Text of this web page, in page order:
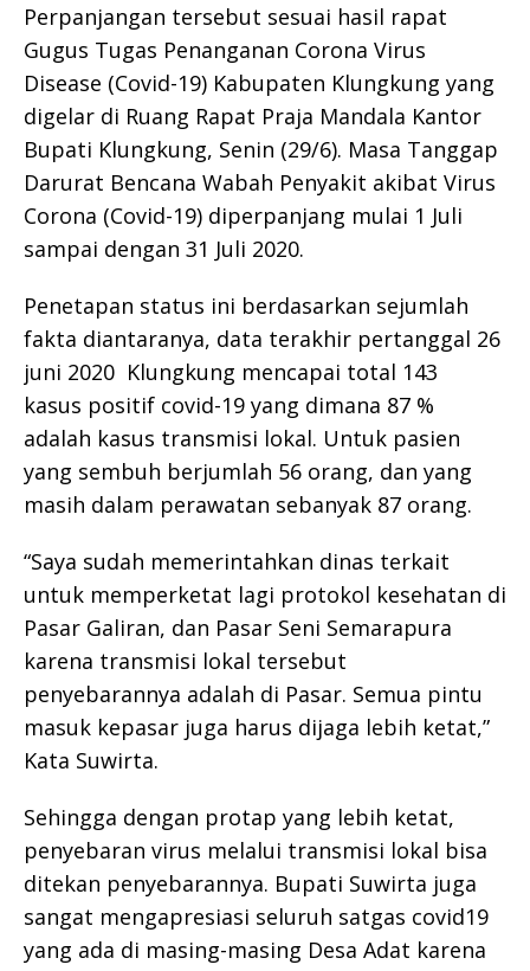
Perpanjangan tersebut sesuai hasil rapat
Gugus Tugas Penanganan Corona Virus
Disease (Covid-19) Kabupaten Klungkung yang
digelar di Ruang Rapat Praja Mandala Kantor
Bupati Klungkung, Senin (29/6). Masa Tanggap
Darurat Bencana Wabah Penyakit akibat Virus
Corona (Covid-19) diperpanjang mulai 1 Juli
sampai dengan 31 Juli 2020.
Penetapan status ini berdasarkan sejumlah
fakta diantaranya, data terakhir pertanggal 26
juni 2020 Klungkung mencapai total 143
kasus positif covid-19 yang dimana 87 %
adalah kasus transmisi lokal. Untuk pasien
yang sembuh berjumlah 56 orang, dan yang
masih dalam perawatan sebanyak 87 orang.
“Saya sudah memerintahkan dinas terkait
untuk memperketat lagi protokol kesehatan di
Pasar Galiran, dan Pasar Seni Semarapura
karena transmisi lokal tersebut
penyebarannya adalah di Pasar. Semua pintu
masuk kepasar juga harus dijaga lebih ketat,”
Kata Suwirta.
Sehingga dengan protap yang lebih ketat,
penyebaran virus melalui transmisi lokal bisa
ditekan penyebarannya. Bupati Suwirta juga
sangat mengapresiasi seluruh satgas covid19
yang ada di masing-masing Desa Adat karena